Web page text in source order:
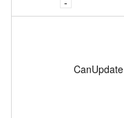
CanUpdate